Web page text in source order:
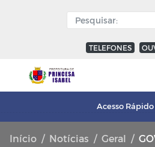
TELEFONES
Acesso
Início Notícias Geral GOVERNO DE